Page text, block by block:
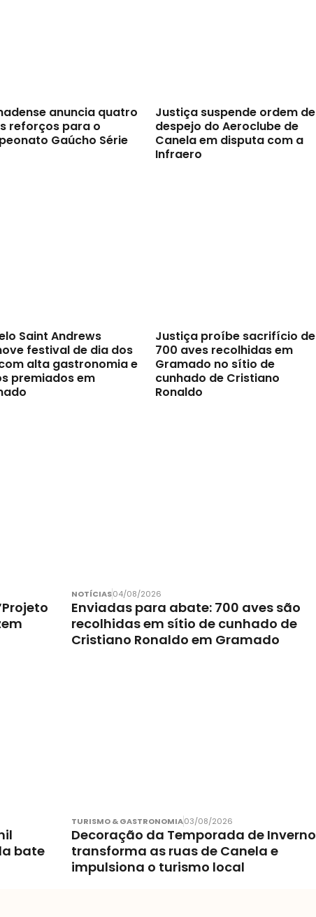
anuncia quatro
reforços para o
Gaúcho Série
Justiça suspende ordem de
despejo do Aeroclube de
Canela em disputa com a
Infraero
Saint Andrews
festival de dia dos
alta gastronomia e
premiados em
Justiça proíbe sacrifício de
700 aves recolhidas em
Gramado no sítio de
cunhado de Cristiano
Ronaldo
NOTÍCIAS04/08/2026
Enviadas para abate: 700 aves são
recolhidas em sítio de cunhado de
Cristiano Ronaldo em Gramado
bate
TURISMO & GASTRONOMIA03/08/2026
Decoração da Temporada de Inverno
transforma as ruas de Canela e
impulsiona o turismo local